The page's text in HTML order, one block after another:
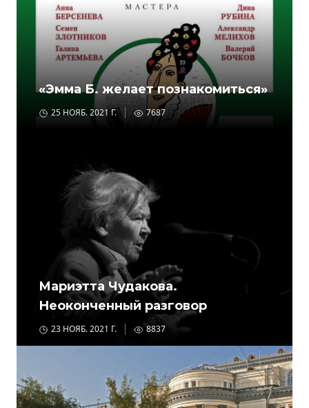
«Эмма Б. желает познакомиться»
25 НОЯБ. 2021 Г. 7687
Мариэтта Чудакова.
Неоконченный разговор
23 НОЯБ. 2021 Г. 8837